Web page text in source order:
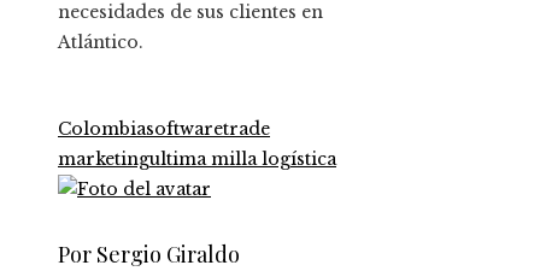
necesidades de sus clientes en
Atlántico.
Colombiasoftwaretrade
marketingultima milla logística
Por Sergio Giraldo